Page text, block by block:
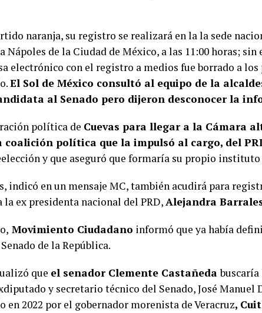
naranja, su registro se realizará en la la sede
Nápoles de la Ciudad de México, a las 11:00 horas; sin
electrónico con el registro a medios fue borrado a
El Sol de México consultó al equipo de la
al Senado pero dijeron desconocer la
política de Cuevas para llegar a la Cámara
coalición política que la impulsó al cargo, del
y que aseguró que formaría su propio
indicó en un mensaje MC, también acudirá para
la ex presidenta nacional del PRD,Alejandra
Movimiento Ciudadano informó que ya había
de la República.
que el senador Clemente Castañeda
y secretario técnico del Senado, José Manuel
en 2022 por el gobernador morenista de Veracruz,